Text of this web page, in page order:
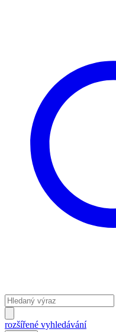
rozšířené vyhledávání